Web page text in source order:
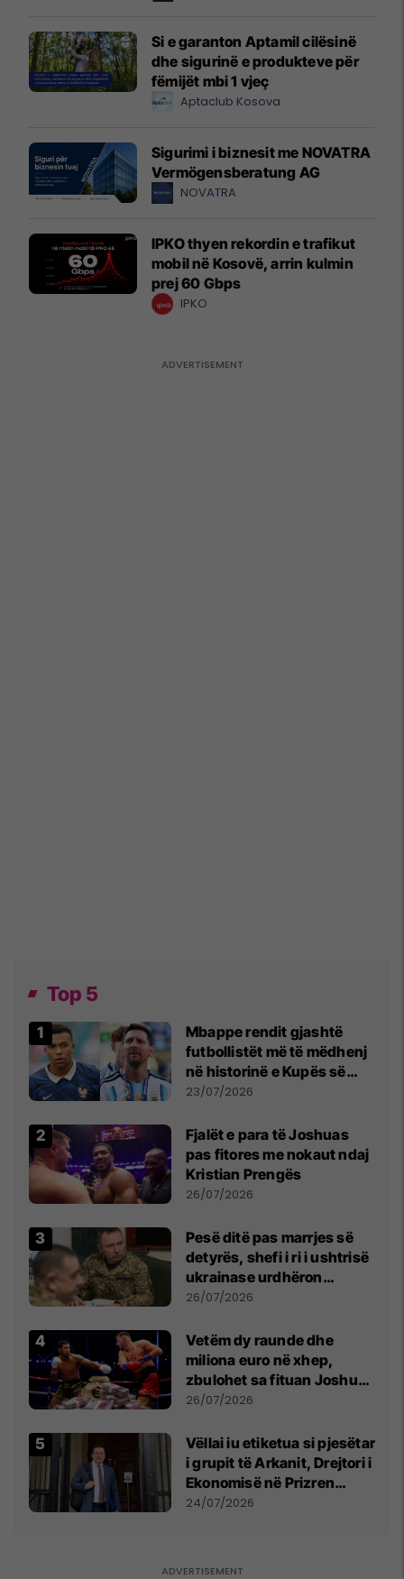
Si e garanton Aptamil cilësinë
dhe sigurinë e produkteve për
fëmijët mbi 1 vjeç
Aptaclub Kosova
Sigurimi i biznesit me NOVATRA
Vermögensberatung AG
NOVATRA
IPKO thyen rekordin e trafikut
mobil në Kosovë, arrin kulmin
prej 60 Gbps
IPKO
Top 5
Mbappe rendit gjashtë
futbollistët më të mëdhenj
në historinë e Kupës së
Botës, Messi mbetet i dyti
23/07/2026
Fjalët e para të Joshuas
pas fitores me nokaut ndaj
Kristian Prengës
26/07/2026
Pesë ditë pas marrjes së
detyrës, shefi i ri i ushtrisë
ukrainase urdhëron
kontroll të madh
26/07/2026
Vetëm dy raunde dhe
miliona euro në xhep,
zbulohet sa fituan Joshua
e Prenga
26/07/2026
Vëllai iu etiketua si pjesëtar
i grupit të Arkanit, Drejtori i
Ekonomisë në Prizren
mohon pretendimet
24/07/2026